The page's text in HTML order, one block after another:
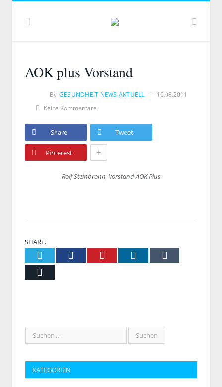
AOK plus Vorstand
By GESUNDHEIT NEWS AKTUELL
16.08.2011
Keine Kommentare
Share Tweet
Pinterest +
Rolf Steinbronn, Vorstand AOK Plus
SHARE.
Twitter Facebook Pinterest LinkedIn
KATEGORIEN